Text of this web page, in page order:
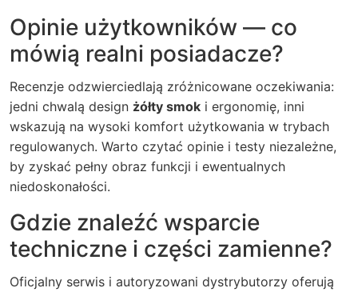
Opinie użytkowników — co
mówią realni posiadacze?
Recenzje odzwierciedlają zróżnicowane oczekiwania:
jedni chwalą design żółty smok i ergonomię, inni
wskazują na wysoki komfort użytkowania w trybach
regulowanych. Warto czytać opinie i testy niezależne,
by zyskać pełny obraz funkcji i ewentualnych
niedoskonałości.
Gdzie znaleźć wsparcie
techniczne i części zamienne?
Oficjalny serwis i autoryzowani dystrybutorzy oferują